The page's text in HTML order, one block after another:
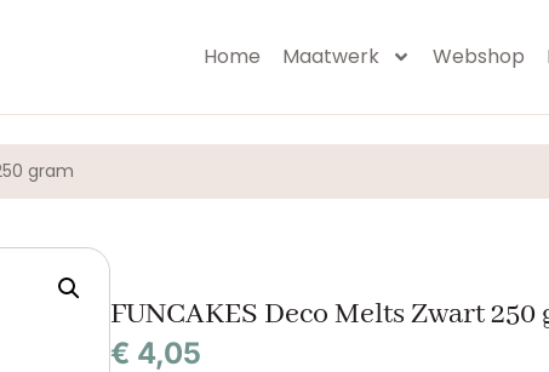
Home Maatwerk Webshop
gram
FUNCAKES Deco Melts Zwart 250
€ 4,05